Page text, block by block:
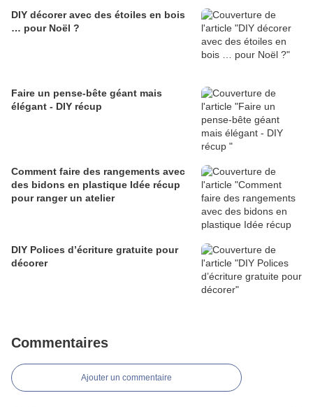
DIY décorer avec des étoiles en bois
… pour Noël ?
Faire un pense-bête géant mais
élégant - DIY récup
Comment faire des rangements avec
des bidons en plastique Idée récup
pour ranger un atelier
DIY Polices d’écriture gratuite pour
décorer
Commentaires
Ajouter un commentaire